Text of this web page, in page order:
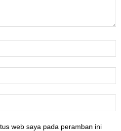
web saya pada peramban ini